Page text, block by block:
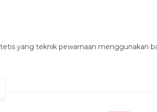
yang teknik pewarnaan menggunakan